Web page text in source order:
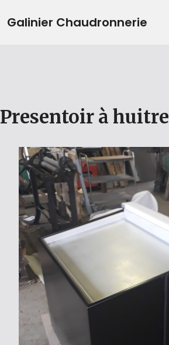
Galinier Chaudronnerie
Presentoir à huitre